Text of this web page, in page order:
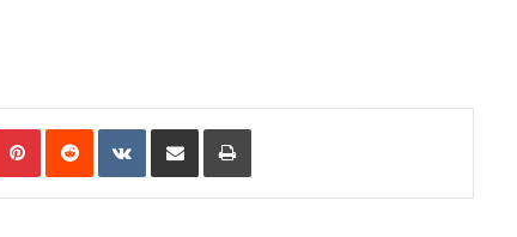
PinterestReddit VKontakteShare via Email Print